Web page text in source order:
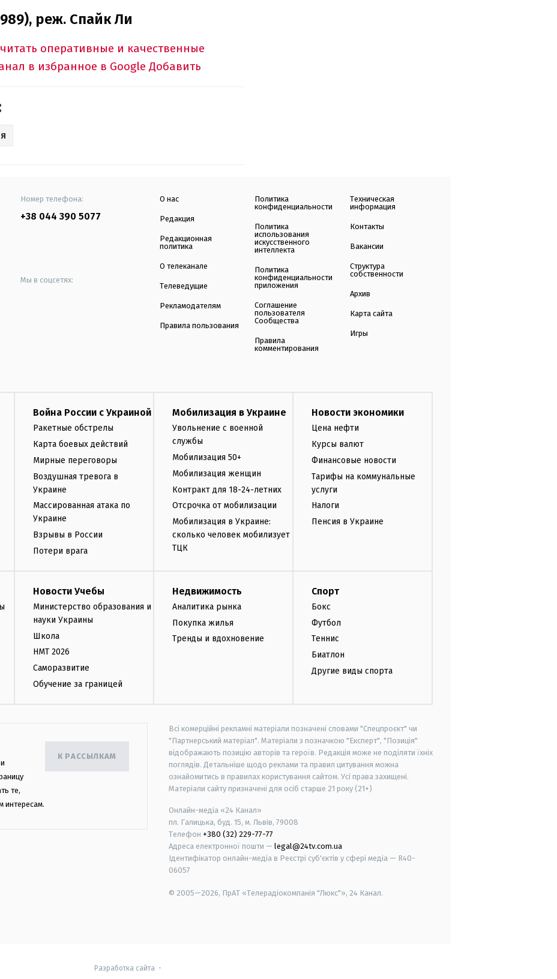
реж. Спайк Ли
оперативные и качественные
в избранное в Google Добавить
Номер телефона:
+38 044 390 5077
Мы в соцсетях:
О нас
Редакция
Редакционная
политика
О телеканале
Телеведущие
Рекламодателям
Правила пользования
Политика
конфиденциальности
Политика
использования
искусственного
интеллекта
Политика
конфиденциальности
приложения
Соглашение
пользователя
Сообщества
Правила
комментирования
Техническая
информация
Контакты
Вакансии
Структура
собственности
Архив
Карта сайта
Игры
Война России с Украиной
Ракетные обстрелы
Карта боевых действий
Мирные переговоры
Воздушная тревога в
Украине
Массированная атака по
Украине
Взрывы в России
Потери врага
Мобилизация в Украине
Увольнение с военной
службы
Мобилизация 50+
Мобилизация женщин
Контракт для 18-24-летних
Отсрочка от мобилизации
Мобилизация в Украине:
сколько человек мобилизует
ТЦК
Новости экономики
Цена нефти
Курсы валют
Финансовые новости
Тарифы на коммунальные
услуги
Налоги
Пенсия в Украине
Новости Учебы
Министерство образования и
науки Украины
Школа
НМТ 2026
Саморазвитие
Обучение за границей
Недвижимость
Аналитика рынка
Покупка жилья
Тренды и вдохновение
Спорт
Бокс
Футбол
Теннис
Биатлон
Другие виды спорта
те,
интересам.
К РАССЫЛКАМ
Всі комерційні рекламні матеріали позначені словами "Спецпроєкт" чи
"Партнерський матеріал". Матеріали з позначкою "Експерт", "Позиція"
відображають позицію авторів та героїв. Редакція може не поділяти їхніх
поглядів. Детальніше щодо реклами та правил цитування можна
ознайомитись в правилах користування сайтом. Усі права захищені.
Матеріали сайту призначені для осіб старше 21 року (21+)
Онлайн-медіа «24 Канал»
пл. Галицька, буд. 15, м. Львів, 79008
Телефон +380 (32) 229-77-77
Адреса електронної пошти — legal@24tv.com.ua
Ідентифікатор онлайн-медіа в Реєстрі суб'єктів у сфері медіа — R40-
06057
© 2005—2026, ПрАТ «Телерадіокомпанія "Люкс"», 24 Канал.
Разработка сайта -